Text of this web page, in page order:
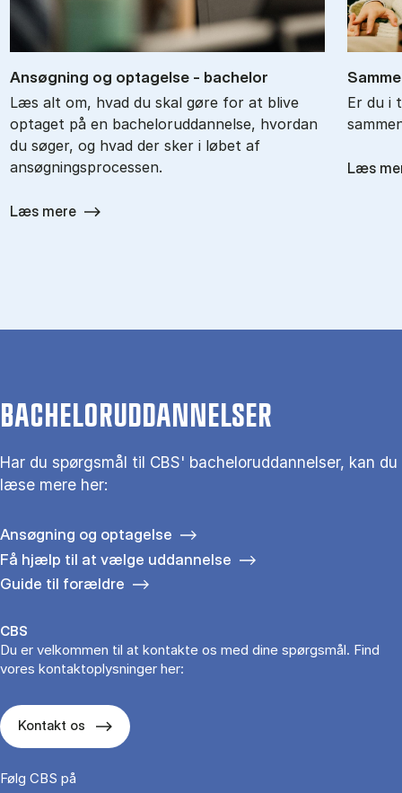
An­søg­ning og op­ta­gel­se - ba­chel­or
Læs alt om, hvad du skal gøre for at blive
optaget på en bacheloruddannelse, hvordan
du søger, og hvad der sker i løbet af
ansøgningsprocessen.
Læs mere
Er du i
Læs
BACHELORUDDANNELSER
Har du spørgsmål til CBS' bacheloruddannelser, kan du
læse mere her:
Ansøgning og optagelse
Få hjælp til at vælge uddannelse
Guide til forældre
CBS
Du er velkommen til at kontakte os med dine spørgsmål. Find
vores kontaktoplysninger her:
Kontakt os
Følg CBS på